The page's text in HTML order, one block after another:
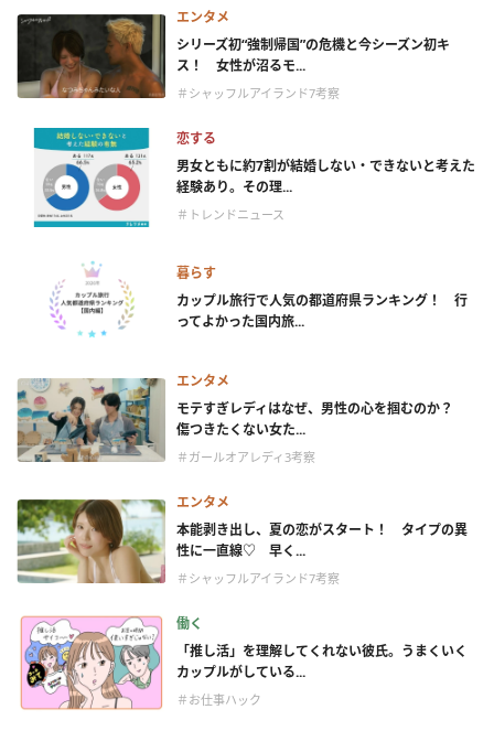
エンタメ
シリーズ初“強制帰国”の危機と今シーズン初キ
ス！ 女性が沼るモ...
＃シャッフルアイランド7考察
恋する
男女ともに約7割が結婚しない・できないと考えた
経験あり。その理...
＃トレンドニュース
暮らす
カップル旅行で人気の都道府県ランキング！ 行
ってよかった国内旅...
エンタメ
モテすぎレディはなぜ、男性の心を掴むのか？
傷つきたくない女た...
＃ガールオアレディ3考察
エンタメ
本能剥き出し、夏の恋がスタート！ タイプの異
性に一直線♡ 早く...
＃シャッフルアイランド7考察
働く
「推し活」を理解してくれない彼氏。うまくいく
カップルがしている...
＃お仕事ハック